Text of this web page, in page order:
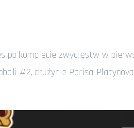
po komplecie zwycięstw w
#2, drużynie Parisa Platynova,